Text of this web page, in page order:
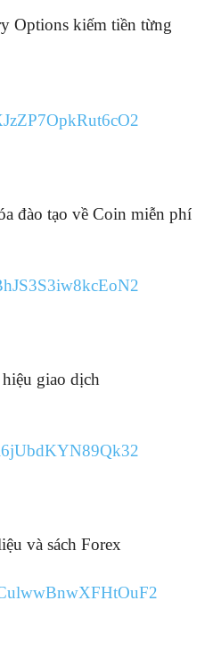
Options kiếm tiền từng
đào tạo về Coin miễn phí
giao dịch
và sách Forex